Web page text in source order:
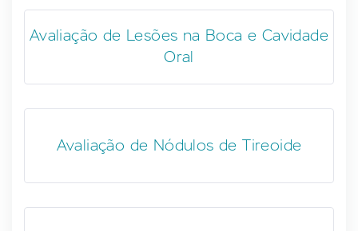
Avaliação de Lesões na Boca e Cavidade
Oral
Avaliação de Nódulos de Tireoide